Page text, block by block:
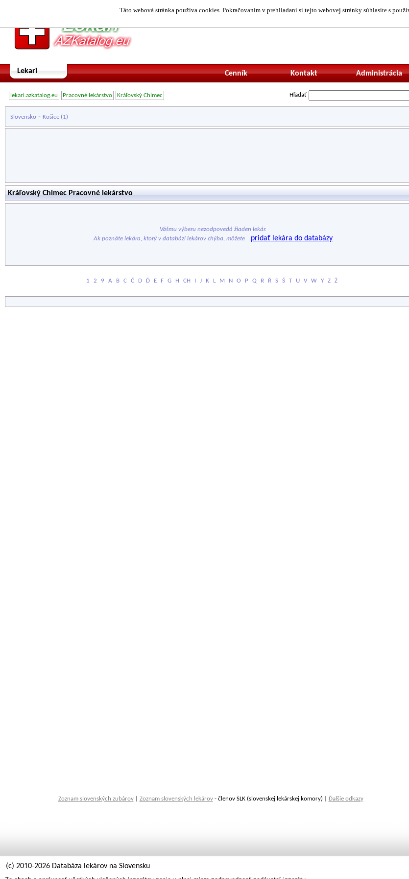
Táto webová stránka používa cookies. Pokračovaním v prehliadaní si tejto webovej stránky súhlasíte s
Lekari Administrácia
Kontakt
Cenník
lekari.azkatalog.eu Pracovné lekárstvo Kráľovský Chlmec Hľadať
Slovensko - Košice (1)
Kráľovský Chlmec Pracovné lekárstvo
Vášmu výberu nezodpovedá žiaden lekár.
Ak poznáte lekára, ktorý v databázi lekárov chýba, môžete
pridať lekára do databázy
1 2 9 A B C Č D Ď E F G H CH I J K L M N O P Q R Ř S Š T U V W Y Z Ž
Zoznam slovenských zubárov| Zoznam slovenských lekárov- členov SLK (slovenskej lekárskej komory) | Ďalšie odkazy
(c) 2010-2026 Databáza lekárov na Slovensku